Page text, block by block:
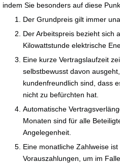
indem Sie besonders auf diese
Der Grundpreis gilt immer
Der Arbeitspreis bezieht sich
Kilowattstunde elektrische
Eine kurze Vertragslaufzeit
selbstbewusst davon
kundenfreundlich sind, dass
nicht zu befürchten hat.
Automatische
Monaten sind für alle
Angelegenheit.
Eine monatliche Zahlweise
Vorauszahlungen, um im